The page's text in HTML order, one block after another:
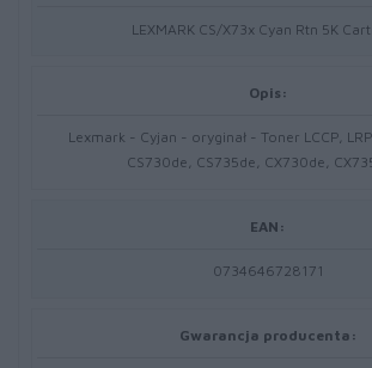
LEXMARK CS/X73x Cyan Rtn 5K
Opis:
Lexmark - Cyjan - oryginał - Toner LCCP,
CS730de, CS735de, CX730de,
EAN:
0734646728171
Gwarancja producenta: